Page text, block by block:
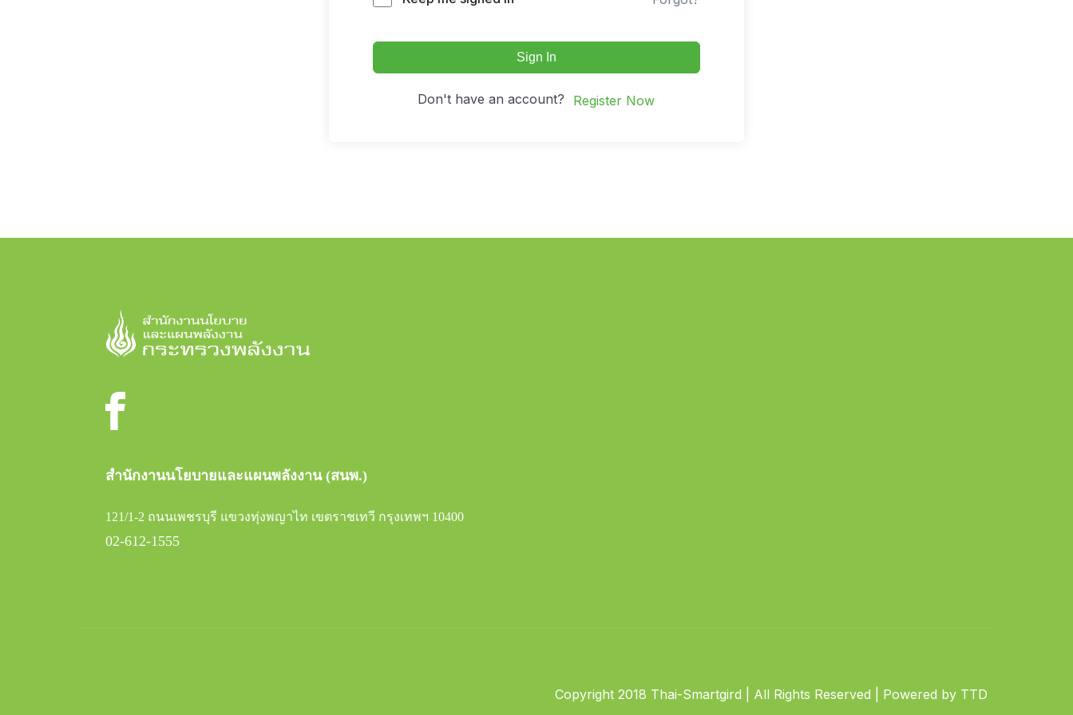
Sign In
Don't have an account? Register Now
สำนักงานนโยบายและแผนพลังงาน (สนพ.)
121/1-2 ถนนเพชรบุรี แขวงทุ่งพญาไท เขตราชเทวี กรุงเทพฯ 10400
02-612-1555
Copyright 2018 Thai-Smartgird | All Rights Reserved | Powered by TTD